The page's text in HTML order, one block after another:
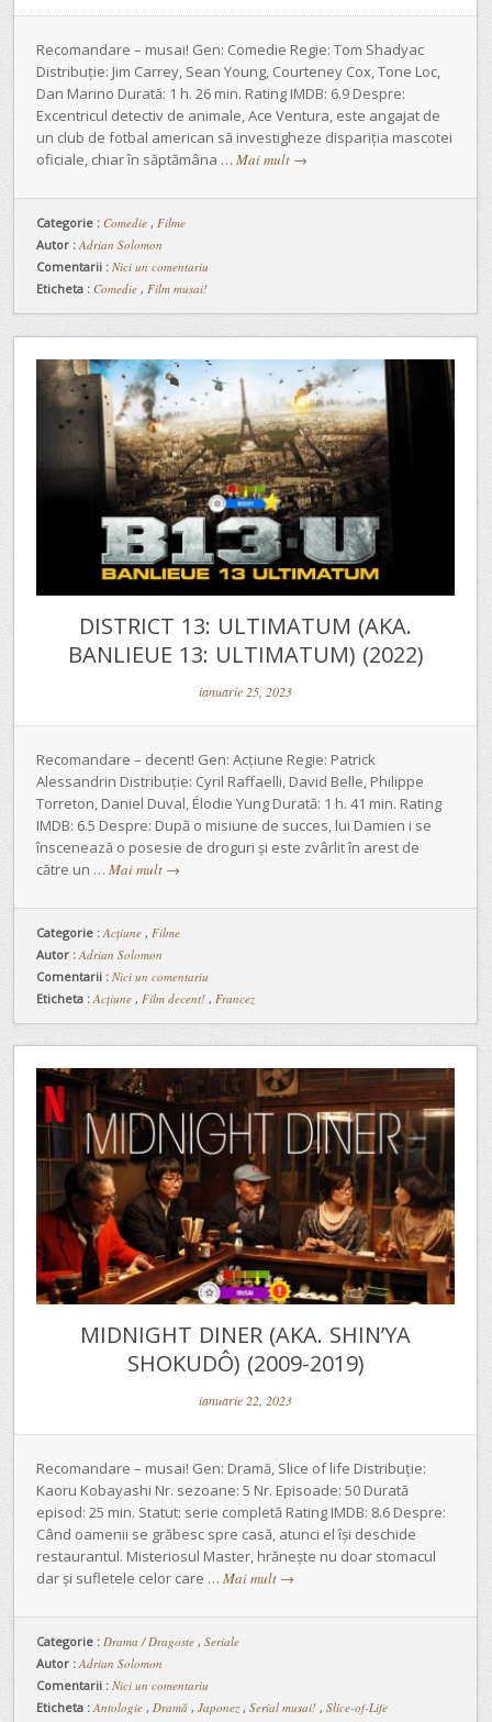
Recomandare – musai! Gen: Comedie Regie: Tom Shadyac
Distribuție: Jim Carrey, Sean Young, Courteney Cox, Tone Loc,
Dan Marino Durată: 1 h. 26 min. Rating IMDB: 6.9 Despre:
Excentricul detectiv de animale, Ace Ventura, este angajat de
un club de fotbal american să investigheze dispariția mascotei
oficiale, chiar în săptămâna … Mai mult →
Categorie : Comedie , Filme
Autor : Adrian Solomon
Comentarii : Nici un comentariu
Eticheta : Comedie , Film musai!
DISTRICT 13: ULTIMATUM (AKA.
BANLIEUE 13: ULTIMATUM) (2022)
ianuarie 25, 2023
Recomandare – decent! Gen: Acțiune Regie: Patrick
Alessandrin Distribuție: Cyril Raffaelli, David Belle, Philippe
Torreton, Daniel Duval, Élodie Yung Durată: 1 h. 41 min. Rating
IMDB: 6.5 Despre: După o misiune de succes, lui Damien i se
înscenează o posesie de droguri și este zvârlit în arest de
către un … Mai mult →
Categorie : Acţiune , Filme
Autor : Adrian Solomon
Comentarii : Nici un comentariu
Eticheta : Acțiune , Film decent! , Francez
MIDNIGHT DINER (AKA. SHIN’YA
SHOKUDÔ) (2009-2019)
ianuarie 22, 2023
Recomandare – musai! Gen: Dramă, Slice of life Distribuție:
Kaoru Kobayashi Nr. sezoane: 5 Nr. Episoade: 50 Durată
episod: 25 min. Statut: serie completă Rating IMDB: 8.6 Despre:
Când oamenii se grăbesc spre casă, atunci el își deschide
restaurantul. Misteriosul Master, hrănește nu doar stomacul
dar și sufletele celor care … Mai mult →
Categorie : Drama / Dragoste , Seriale
Autor : Adrian Solomon
Comentarii : Nici un comentariu
Eticheta : Antologie , Dramă , Japonez , Serial musai! , Slice-of-Life